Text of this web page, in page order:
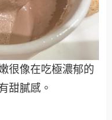
很像在吃極濃郁的
甜膩感。